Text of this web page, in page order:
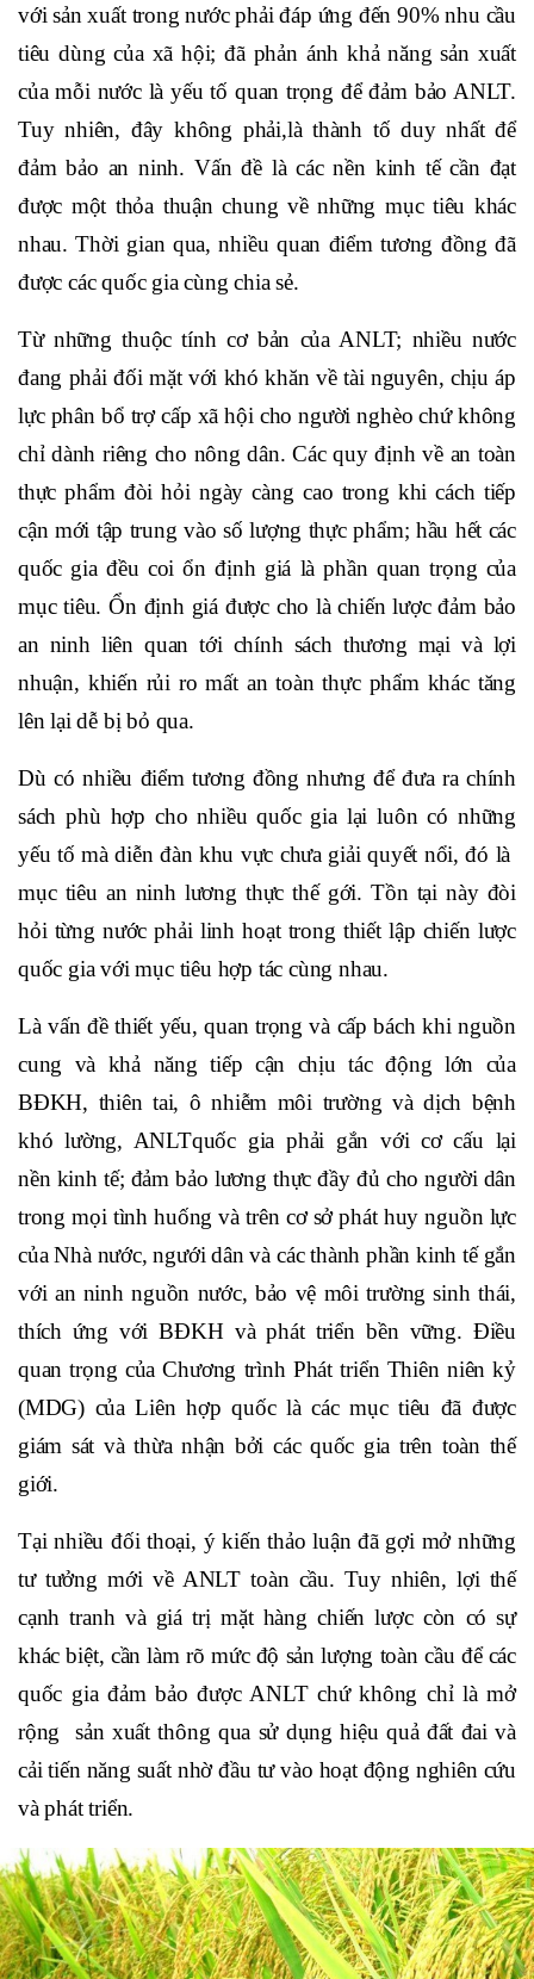
với sản xuất trong nước phải đáp ứng đến 90% nhu cầu
tiêu dùng của xã hội; đã phản ánh khả năng sản xuất
của mỗi nước là yếu tố quan trọng để đảm bảo ANLT.
Tuy nhiên, đây không phải,là thành tố duy nhất để
đảm bảo an ninh. Vấn đề là các nền kinh tế cần đạt
được một thỏa thuận chung về những mục tiêu khác
nhau. Thời gian qua, nhiều quan điểm tương đồng đã
được các quốc gia cùng chia sẻ.
Từ những thuộc tính cơ bản của ANLT; nhiều nước
đang phải đối mặt với khó khăn về tài nguyên, chịu áp
lực phân bổ trợ cấp xã hội cho người nghèo chứ không
chỉ dành riêng cho nông dân. Các quy định về an toàn
thực phẩm đòi hỏi ngày càng cao trong khi cách tiếp
cận mới tập trung vào số lượng thực phẩm; hầu hết các
quốc gia đều coi ổn định giá là phần quan trọng của
mục tiêu. Ổn định giá được cho là chiến lược đảm bảo
an ninh liên quan tới chính sách thương mại và lợi
nhuận, khiến rủi ro mất an toàn thực phẩm khác tăng
lên lại dễ bị bỏ qua.
Dù có nhiều điểm tương đồng nhưng để đưa ra chính
sách phù hợp cho nhiều quốc gia lại luôn có những
yếu tố mà diễn đàn khu vực chưa giải quyết nổi, đó là
mục tiêu an ninh lương thực thế gới. Tồn tại này đòi
hỏi từng nước phải linh hoạt trong thiết lập chiến lược
quốc gia với mục tiêu hợp tác cùng nhau.
Là vấn đề thiết yếu, quan trọng và cấp bách khi nguồn
cung và khả năng tiếp cận chịu tác động lớn của
BĐKH, thiên tai, ô nhiễm môi trường và dịch bệnh
khó lường, ANLTquốc gia phải gắn với cơ cấu lại
nền kinh tế; đảm bảo lương thực đầy đủ cho người dân
trong mọi tình huống và trên cơ sở phát huy nguồn lực
của Nhà nước, ngưới dân và các thành phần kinh tế gắn
với an ninh nguồn nước, bảo vệ môi trường sinh thái,
thích ứng với BĐKH và phát triển bền vững. Điều
quan trọng của Chương trình Phát triển Thiên niên kỷ
(MDG) của Liên hợp quốc là các mục tiêu đã được
giám sát và thừa nhận bởi các quốc gia trên toàn thế
giới.
Tại nhiều đối thoại, ý kiến thảo luận đã gợi mở những
tư tưởng mới về ANLT toàn cầu. Tuy nhiên, lợi thế
cạnh tranh và giá trị mặt hàng chiến lược còn có sự
khác biệt, cần làm rõ mức độ sản lượng toàn cầu để các
quốc gia đảm bảo được ANLT chứ không chỉ là mở
rộng sản xuất thông qua sử dụng hiệu quả đất đai và
cải tiến năng suất nhờ đầu tư vào hoạt động nghiên cứu
và phát triển.